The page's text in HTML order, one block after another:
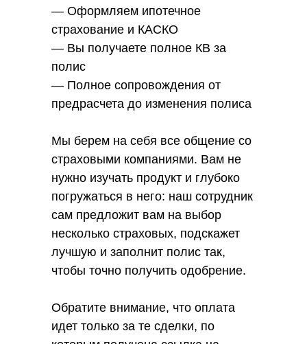
— Оформляем ипотечное
страхование и КАСКО
— Вы получаете полное КВ за
полис
— Полное сопровождения от
предрасчета до изменения полиса
Мы берем на себя все общение со
страховыми компаниями. Вам не
нужно изучать продукт и глубоко
погружаться в него: наш сотрудник
сам предложит вам на выбор
несколько страховых, подскажет
лучшую и заполнит полис так,
чтобы точно получить одобрение.
Обратите внимание, что оплата
идет только за те сделки, по